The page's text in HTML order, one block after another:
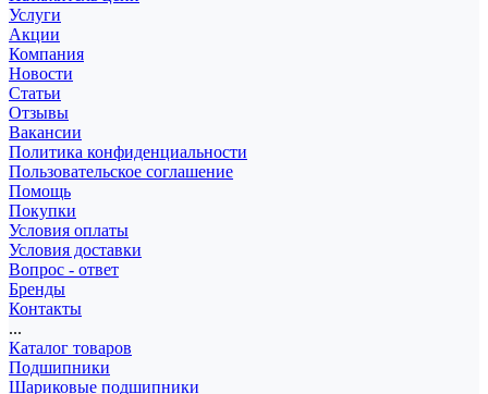
Услуги
Акции
Компания
Новости
Статьи
Отзывы
Вакансии
Политика конфиденциальности
Пользовательское соглашение
Помощь
Покупки
Условия оплаты
Условия доставки
Вопрос - ответ
Бренды
Контакты
...
Каталог товаров
Подшипники
Шариковые подшипники